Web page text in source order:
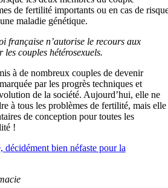
de fertilité importants ou en cas de
maladie génétique.
française n’autorise le recours aux
couples hétérosexuels.
à de nombreux couples de devenir
par les progrès techniques et
de la société. Aujourd’hui, elle ne
à tous les problèmes de fertilité, mais elle
de conception pour toutes les
!
décidément bien néfaste pour la